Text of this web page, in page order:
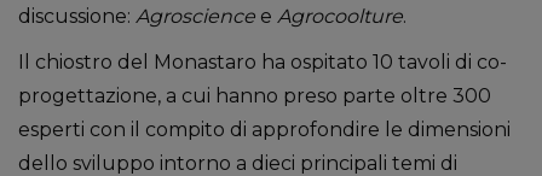
discussione: Agroscience e Agrocoolture.
Il chiostro del Monastaro ha ospitato 10 tavoli di co­
progettazione, a cui hanno preso parte oltre 300
esperti con il compito di approfondire le dimensioni
dello sviluppo intorno a dieci principali temi di